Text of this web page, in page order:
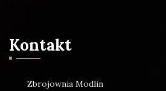
Kontakt
Zbrojownia Modlin